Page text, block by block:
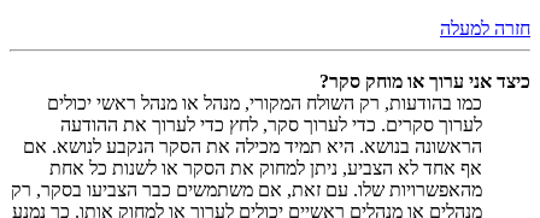
חזרה למעלה
כיצד אני ערוך או מוחק סקר?
כמו בהודעות, רק השולח המקורי, מנהל או מנהל ראשי יכולים
לערוך סקרים. כדי לערוך סקר, לחץ כדי לערוך את ההודעה
הראשונה בנושא. היא תמיד מכילה את הסקר הנקבע לנושא. אם
אף אחד לא הצביע, ניתן למחוק את הסקר או לשנות כל אחת
מהאפשרויות שלו. עם זאת, אם משתמשים כבר הצביעו בסקר, רק
מנהלים או מנהלים ראשיים יכולים לערוך או למחוק אותו. כך נמנע